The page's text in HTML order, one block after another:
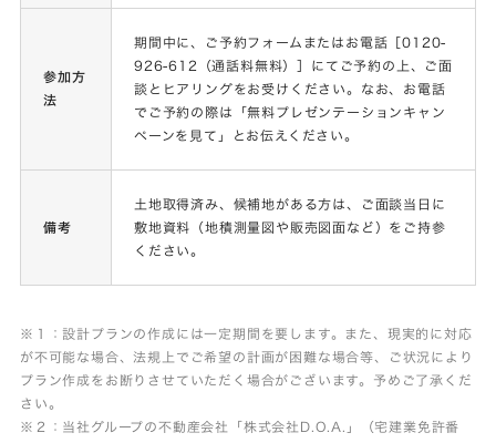
参加方
法
期間中に、ご予約フォームまたはお電話［0120-
926-612（通話料無料）］にてご予約の上、ご面
談とヒアリングをお受けください。なお、お電話
でご予約の際は「無料プレゼンテーションキャン
ペーンを見て」とお伝えください。
備考
土地取得済み、候補地がある方は、ご面談当日に
敷地資料（地積測量図や販売図面など）をご持参
ください。
※１：設計プランの作成には一定期間を要します。また、現実的に対応
が不可能な場合、法規上でご希望の計画が困難な場合等、ご状況により
プラン作成をお断りさせていただく場合がございます。予めご了承くだ
さい。
※２
：当社グループの不動産会社「株式会社D.O.A.」（宅建業免許番